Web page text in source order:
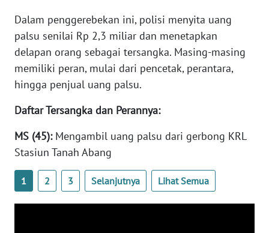
Dalam penggerebekan ini, polisi menyita uang
palsu senilai Rp 2,3 miliar dan menetapkan
delapan orang sebagai tersangka. Masing-masing
memiliki peran, mulai dari pencetak, perantara,
hingga penjual uang palsu.
Daftar Tersangka dan Perannya:
MS (45):Mengambil uang palsu dari gerbong KRL
Stasiun Tanah Abang
1 2 3 Selanjutnya Lihat Semua
WN
NTT
WN
KEPRI
WN
WN
BARAT